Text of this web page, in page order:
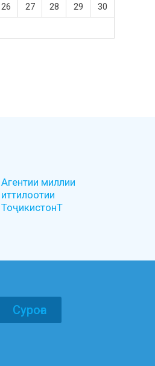
26 27 28 29
30
Агентии миллии
иттилоотии
ТоҷикистонТ
Суроға